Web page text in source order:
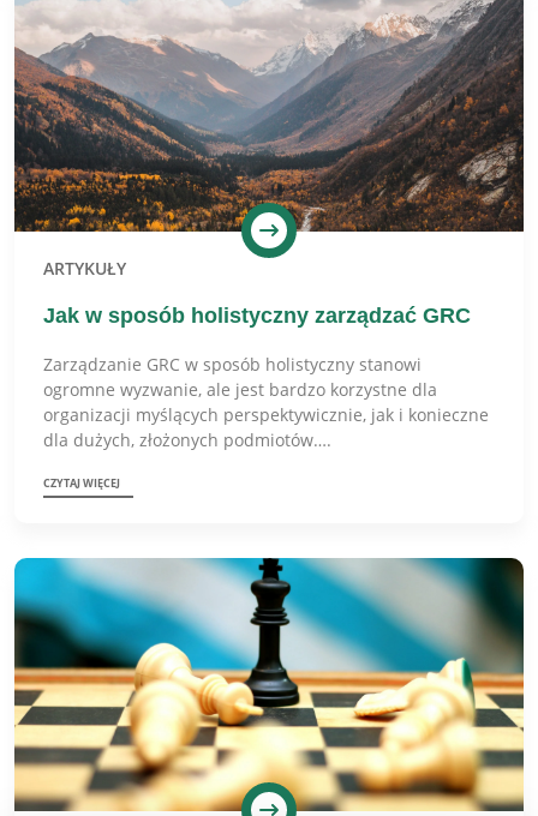
ARTYKUŁY
Jak w sposób holistyczny zarządzać GRC
Zarządzanie GRC w sposób holistyczny stanowi
ogromne wyzwanie, ale jest bardzo korzystne dla
organizacji myślących perspektywicznie, jak i konieczne
dla dużych, złożonych podmiotów….
CZYTAJ WIĘCEJ